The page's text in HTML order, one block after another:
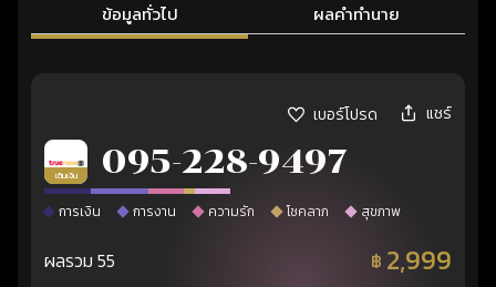
ข้อมูลทั่วไป ผลคำทำนาย
เบอร์โปรด แชร์
เติมเงิน 095-228-9497
การเงิน การงาน ความรัก โชคลาภ สุขภาพ
ผลรวม 55 ฿ 2,999